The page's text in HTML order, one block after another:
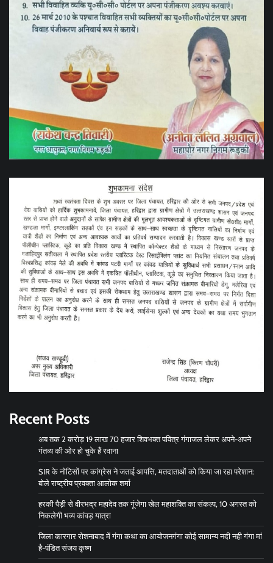
Recent Posts
अब तक 2 करोड़ 19 लाख 70 हजार शिवभक्त पवित्र गंगाजल लेकर अपने-अपने
गंतव्य की ओर हो चुके हैं रवाना
SIR के नोटिसों पर कांग्रेस ने जताई आपत्ति, मतदाताओं को किया जा रहा परेशान:
बोले राष्ट्रीय प्रवक्ता आलोक शर्मा
हरकी पैड़ी से वीरभद्र महादेव तक गूंजेगा खेल महाशक्ति का संकल्प, 10 अगस्त को
निकलेगी भव्य कांवड़ यात्रा
जिला कारगार रोशनाबाद में गंगा कथा का आयोजनगंगा कोई सामान्य नदी नही गंगा मां
है-पंडित संजय कृष्ण